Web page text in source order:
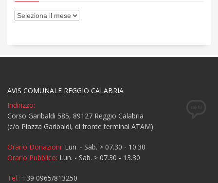
AVIS COMUNALE REGGIO CALABRIA
Indirizzo:
Corso Garibaldi 585, 89127 Reggio Calabria
(c/o Piazza Garibaldi, di fronte terminal ATAM)
Orario Donazioni: Lun. - Sab. > 07.30 - 10.30
Orario Pubblico: Lun. - Sab. > 07.30 - 13.30
Tel.: +39 0965/813250